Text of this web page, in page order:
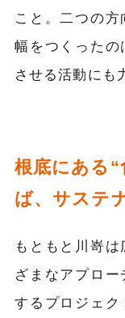
こと。二つの
幅をつくったの
させる活動にも
根底にある
ば、サステ
もともと川嵜
ざまなアプロ
するプロジェク